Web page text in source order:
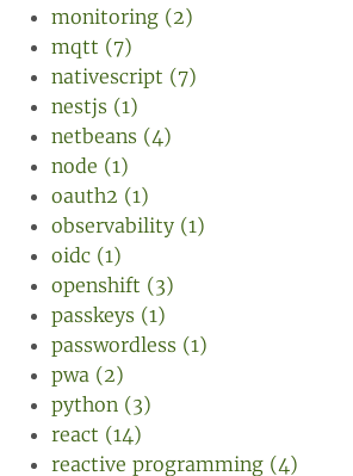
monitoring (2)
mqtt (7)
nativescript (7)
nestjs (1)
netbeans (4)
node (1)
oauth2 (1)
observability (1)
oidc (1)
openshift (3)
passkeys (1)
passwordless (1)
pwa (2)
python (3)
react (14)
reactive programming (4)